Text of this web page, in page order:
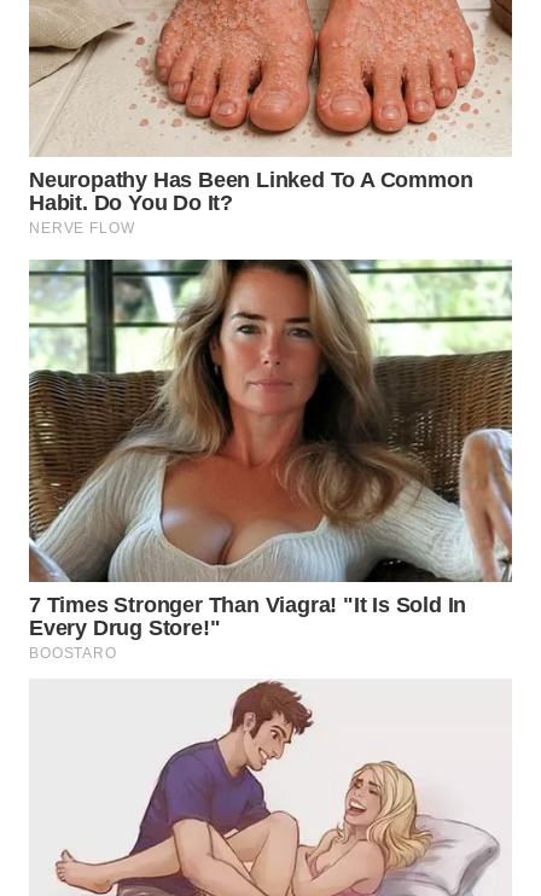
WN
KEPULAUAN
SERIBU
TANGERANG
WN
WN
CIREBON
WN
INDRAMAYU
WN
KUNINGAN
WN
MAJALENGKA
WN
PURWAKARTA